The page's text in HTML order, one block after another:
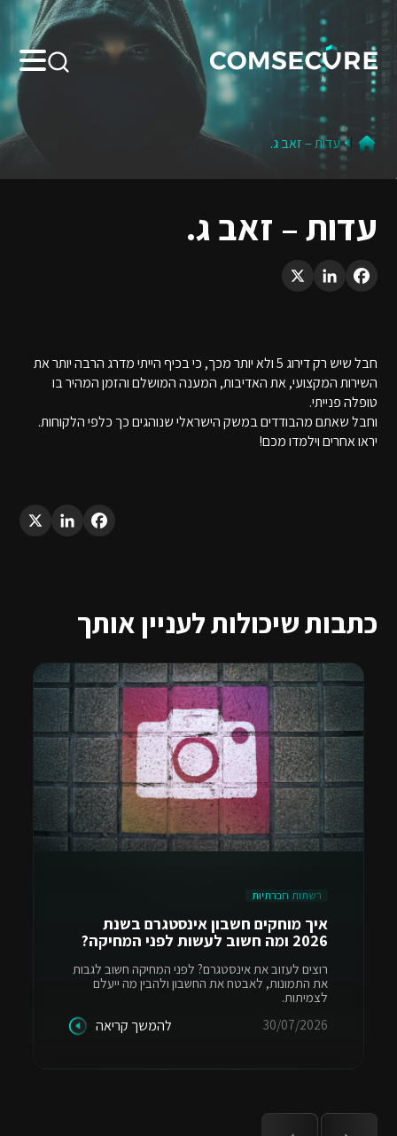
Search:
עדות – זאב ג.
עדות – זאב ג.
Facebook
LinkedIn
X
חבל שיש רק דירוג 5 ולא יותר מכך, כי בכיף הייתי מדרג הרבה יותר את
השירות המקצועי, את האדיבות, המענה המושלם והזמן המהיר בו
טופלה פנייתי.
וחבל שאתם מהבודדים במשק הישראלי שנוהגים כך כלפי הלקוחות.
יראו אחרים וילמדו מכם!
Facebook
LinkedIn
X
כתבות שיכולות לעניין אותך
רשתות חברתיות
איך מוחקים חשבון אינסטגרם בשנת
2026 ומה חשוב לעשות לפני המחיקה?
רוצים לעזוב את אינסטגרם? לפני המחיקה חשוב לגבות
את התמונות, לאבטח את החשבון ולהבין מה ייעלם
לצמיתות.
30/07/2026
להמשך קריאה